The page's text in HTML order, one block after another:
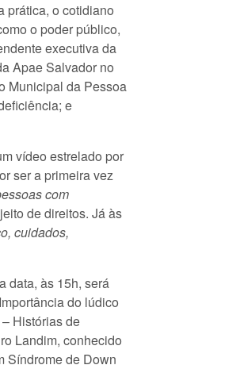
prática, o cotidiano
o poder público,
executiva da
Apae Salvador no
Municipal da Pessoa
e
vídeo estrelado por
ser a primeira vez
com
de direitos. Já às
cuidados,
data, às 15h, será
do lúdico
Histórias de
Landim, conhecido
Síndrome de Down